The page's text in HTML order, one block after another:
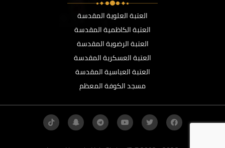
العتبة العلوية المقدسة
العتبة الكاظمية المقدسة
العتبة الرضوية المقدسة
العتبة العسكرية المقدسة
العتبة العباسية المقدسة
مسجد الكوفة المعظم